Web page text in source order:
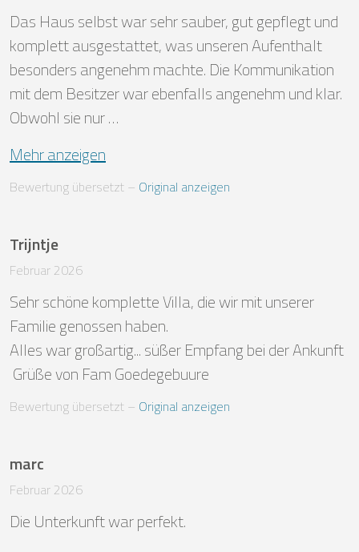
Das Haus selbst war sehr sauber, gut gepflegt und
komplett ausgestattet, was unseren Aufenthalt
besonders angenehm machte. Die Kommunikation
mit dem Besitzer war ebenfalls angenehm und klar.
Obwohl sie nur …
Mehr anzeigen
Bewertung übersetzt – Original anzeigen
Trijntje
Februar 2026
Sehr schöne komplette Villa, die wir mit unserer
Familie genossen haben.
Alles war großartig... süßer Empfang bei der Ankunft
Grüße von Fam Goedegebuure
Bewertung übersetzt – Original anzeigen
marc
Februar 2026
Die Unterkunft war perfekt.